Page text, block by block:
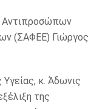
Αντιπροσώπων
(ΣΑΦΕΕ) Γιώργος
Υγείας, κ. Άδωνις
της